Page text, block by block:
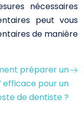
nécessaires
peut vous
de manière
préparer un
efficace pour un
de dentiste ?